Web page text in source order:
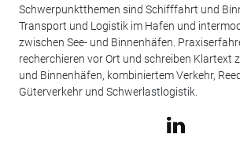
Schwerpunktthemen sind Schifffahrt und
Transport und Logistik im Hafen und
zwischen See- und Binnenhäfen.
recherchieren vor Ort und schreiben Klartext
und Binnenhäfen, kombiniertem Verkehr,
Güterverkehr und Schwerlastlogistik.